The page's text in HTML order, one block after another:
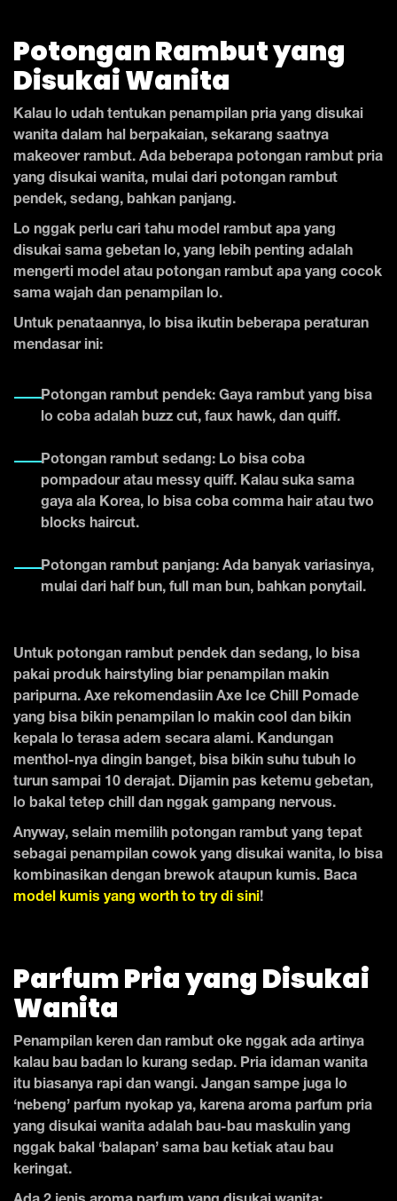
Potongan Rambut yang
Disukai Wanita
Kalau lo udah tentukan penampilan pria yang disukai
wanita dalam hal berpakaian, sekarang saatnya
makeover rambut. Ada beberapa potongan rambut pria
yang disukai wanita, mulai dari potongan rambut
pendek, sedang, bahkan panjang.
Lo nggak perlu cari tahu model rambut apa yang
disukai sama gebetan lo, yang lebih penting adalah
mengerti model atau potongan rambut apa yang cocok
sama wajah dan penampilan lo.
Untuk penataannya, lo bisa ikutin beberapa peraturan
mendasar ini:
Potongan rambut pendek: Gaya rambut yang bisa
lo coba adalah buzz cut, faux hawk, dan quiff.
Potongan rambut sedang: Lo bisa coba
pompadour atau messy quiff. Kalau suka sama
gaya ala Korea, lo bisa coba comma hair atau two
blocks haircut.
Potongan rambut panjang: Ada banyak variasinya,
mulai dari half bun, full man bun, bahkan ponytail.
Untuk potongan rambut pendek dan sedang, lo bisa
pakai produk hairstyling biar penampilan makin
paripurna. Axe rekomendasiin Axe Ice Chill Pomade
yang bisa bikin penampilan lo makin cool dan bikin
kepala lo terasa adem secara alami. Kandungan
menthol­-nya dingin banget, bisa bikin suhu tubuh lo
turun sampai 10 derajat. Dijamin pas ketemu gebetan,
lo bakal tetep chill dan nggak gampang nervous.
Anyway, selain memilih potongan rambut yang tepat
sebagai penampilan cowok yang disukai wanita, lo bisa
kombinasikan dengan brewok ataupun kumis. Baca
model kumis yang worth to try di sini!
Parfum Pria yang Disukai
Wanita
Penampilan keren dan rambut oke nggak ada artinya
kalau bau badan lo kurang sedap. Pria idaman wanita
itu biasanya rapi dan wangi. Jangan sampe juga lo
‘nebeng’ parfum nyokap ya, karena aroma parfum pria
yang disukai wanita adalah bau-bau maskulin yang
nggak bakal ‘balapan’ sama bau ketiak atau bau
keringat.